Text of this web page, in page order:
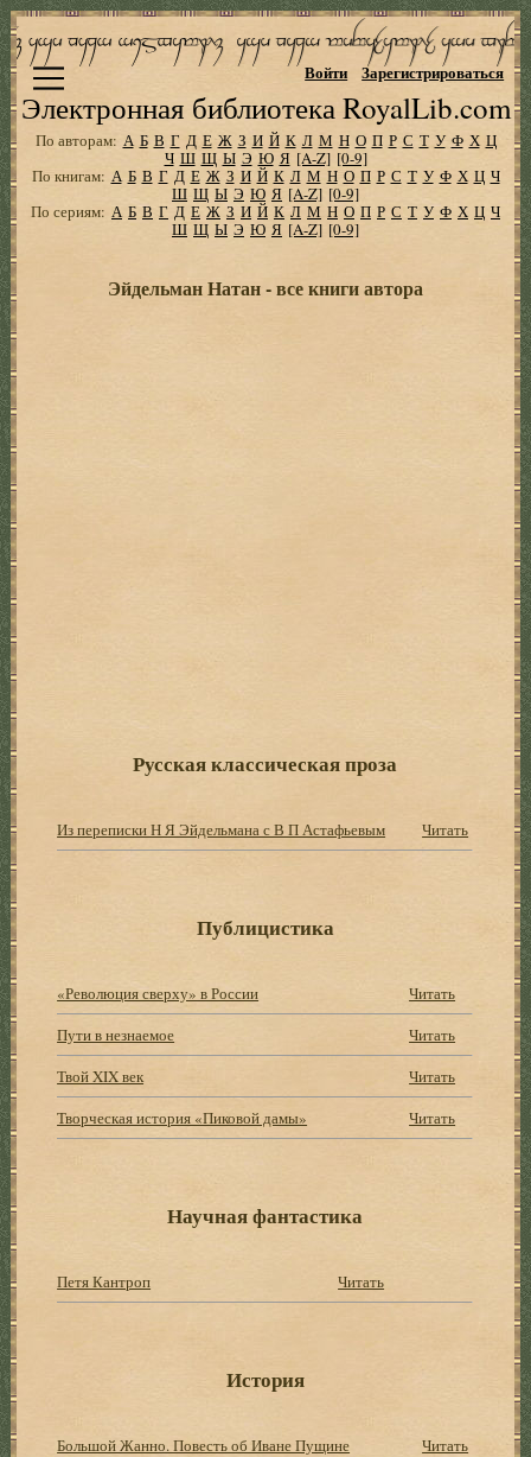
Электронная библиотека RoyalLib.com
Войти Зарегистрироваться
По авторам: А Б В Г Д Е Ж З И Й К Л М Н О П Р С Т У Ф Х Ц
Ч Ш Щ Ы Э Ю Я [A-Z] [0-9]
По книгам: А Б В Г Д Е Ж З И Й К Л М Н О П Р С Т У Ф Х Ц Ч
Ш Щ Ы Э Ю Я [A-Z] [0-9]
По сериям: А Б В Г Д Е Ж З И Й К Л М Н О П Р С Т У Ф Х Ц Ч
Ш Щ Ы Э Ю Я [A-Z] [0-9]
Эйдельман Натан - все книги автора
Русская классическая проза
Из переписки Н Я Эйдельмана с В П Астафьевым Читать
Публицистика
«Революция сверху» в России
Читать
Пути в незнаемое
Читать
Твой XIX век
Читать
Творческая история «Пиковой дамы»
Читать
Научная фантастика
Петя Кантроп Читать
История
Большой Жанно. Повесть об Иване Пущине
Читать